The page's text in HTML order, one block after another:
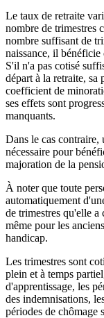
Le taux de retraite
nombre de trimestres
nombre suffisant de
naissance, il
S'il n'a pas cotisé
départ à la retraite, sa
coefficient de
ses effets sont
manquants.
Dans le cas contraire,
nécessaire pour
majoration de la
À noter que toute
automatiquement
de trimestres qu'elle a
même pour les
handicap.
Les trimestres sont
plein et à temps
d'apprentissage, les
des indemnisations,
périodes de chômage